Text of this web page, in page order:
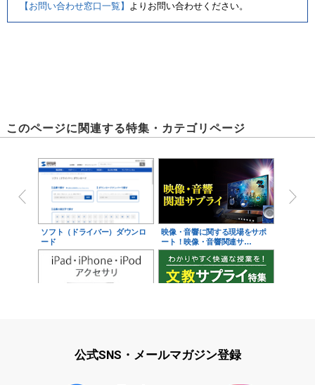
【お問い合わせ窓口一覧】 よりお問い合わせください。
このページに関連する特集・カテゴリページ
ソフト（ドライバー）ダウンロ
ード
映像・音響に関する現場をサポ
ート！映像・音響関連サ…
公式SNS・メールマガジン登録